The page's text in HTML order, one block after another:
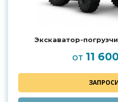
Экскаватор-
от 11